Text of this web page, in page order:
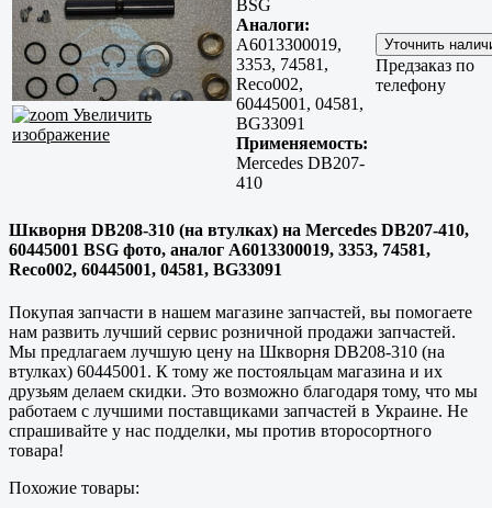
Увеличить
изображение
BSG
Аналоги:
A6013300019,
3353, 74581,
Reco002,
60445001, 04581,
BG33091
Применяемость:
Mercedes DB207-
410
Предзаказ по
телефону
Шкворня DB208-310 (на втулках) на Mercedes DB207-410,
60445001 BSG фото, аналог A6013300019, 3353, 74581,
Reco002, 60445001, 04581, BG33091
Покупая запчасти в нашем магазине запчастей, вы помогаете
нам развить лучший сервис розничной продажи запчастей.
Мы предлагаем лучшую цену на Шкворня DB208-310 (на
втулках) 60445001. К тому же постояльцам магазина и их
друзьям делаем скидки. Это возможно благодаря тому, что мы
работаем с лучшими поставщиками запчастей в Украине. Не
спрашивайте у нас подделки, мы против второсортного
товара!
Похожие товары: